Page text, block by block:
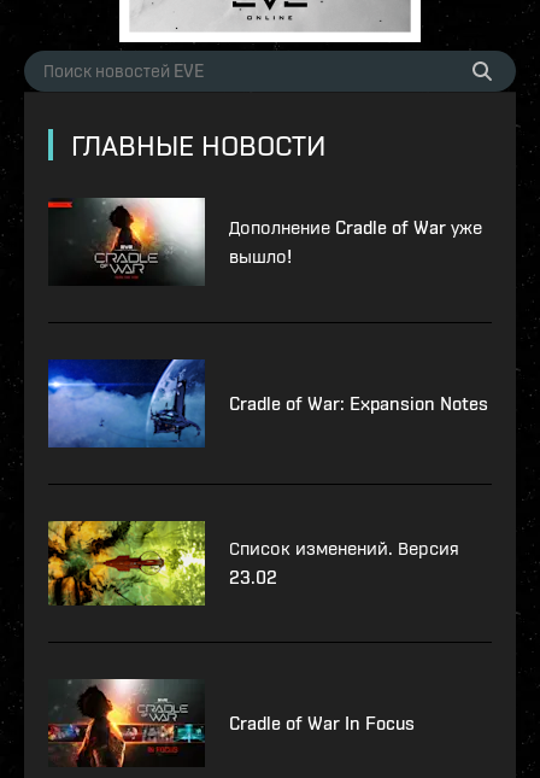
ГЛАВНЫЕ НОВОСТИ
Дополнение Cradle of War уже
вышло!
Cradle of War: Expansion Notes
Список изменений. Версия
23.02
Cradle of War In Focus